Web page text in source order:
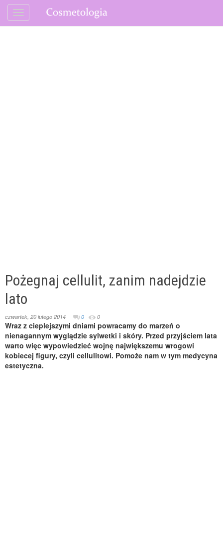
Pożegnaj cellulit, zanim nadejdzie
lato
czwartek, 20 lutego 2014 0 0
Wraz z cieplejszymi dniami powracamy do marzeń o
nienagannym wyglądzie sylwetki i skóry. Przed przyjściem lata
warto więc wypowiedzieć wojnę największemu wrogowi
kobiecej figury, czyli cellulitowi. Pomoże nam w tym medycyna
estetyczna.